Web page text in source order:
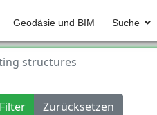
Geodäsie und BIM Suche
structures
Filter Zurücksetzen